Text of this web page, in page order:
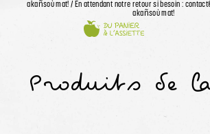
akañsoù mat! / En attendant notre retour si besoin :
akañsoù mat!
Produits de